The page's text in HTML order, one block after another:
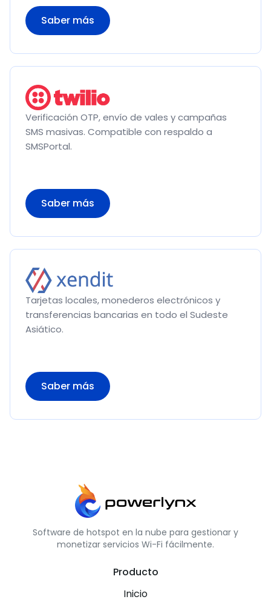
Saber más
Verificación OTP, envío de vales y campañas
SMS masivas. Compatible con respaldo a
SMSPortal.
Saber más
Tarjetas locales, monederos electrónicos y
transferencias bancarias en todo el Sudeste
Asiático.
Saber más
Software de hotspot en la nube para gestionar y
monetizar servicios Wi-Fi fácilmente.
Producto
Inicio